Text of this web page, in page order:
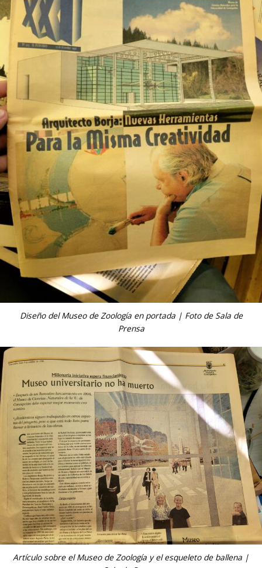
Diseño del Museo de Zoología en portada | Foto de Sala de
Prensa
Artículo sobre el Museo de Zoología y el esqueleto de ballena |